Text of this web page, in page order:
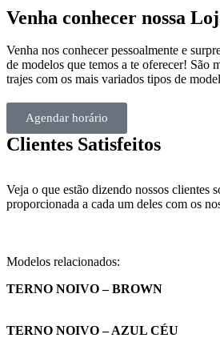
Venha conhecer nossa
Venha nos conhecer pessoalmente e
de modelos que temos a te oferecer! São
trajes com os mais variados tipos de
Agendar horário
Clientes Satisfeitos
Veja o que estão dizendo nossos clientes
proporcionada a cada um deles com os
Modelos relacionados:
TERNO NOIVO – BROWN
TERNO NOIVO – AZUL CÉU